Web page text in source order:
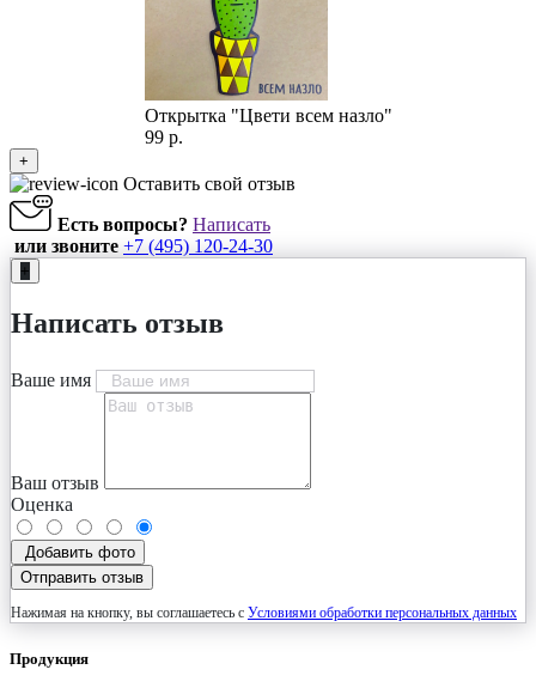
Открытка "Цвети всем назло"
99 р.
+
Оставить свой отзыв
Есть вопросы? Написать
или звоните +7 (495) 120-24-30
+
Написать отзыв
Ваше имя
Ваш отзыв
Оценка
Добавить фото
Отправить отзыв
Нажимая на кнопку, вы соглашаетесь с Условиями обработки персональных данных
Продукция